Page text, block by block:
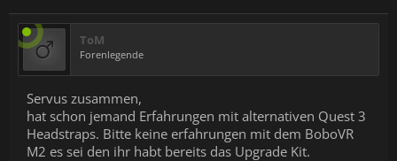
ToM
Forenlegende
Servus zusammen,
hat schon jemand Erfahrungen mit alternativen Quest 3
Headstraps. Bitte keine erfahrungen mit dem BoboVR
M2 es sei den ihr habt bereits das Upgrade Kit.